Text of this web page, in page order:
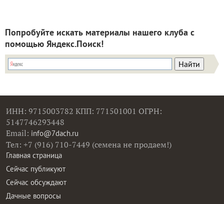
Попробуйте искать материалы нашего клуба с
помощью Яндекс.Поиск!
ИНН: 9715003782 КПП: 771501001 ОГРН:
5147746293448
Email: info@7dach.ru
Тел: +7 (916) 710-7449 (семена не продаем!)
Главная страница
Сейчас публикуют
Сейчас обсуждают
Дачные вопросы